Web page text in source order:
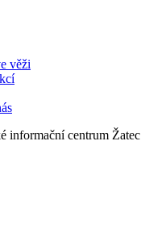
věži
informační centrum Žatec